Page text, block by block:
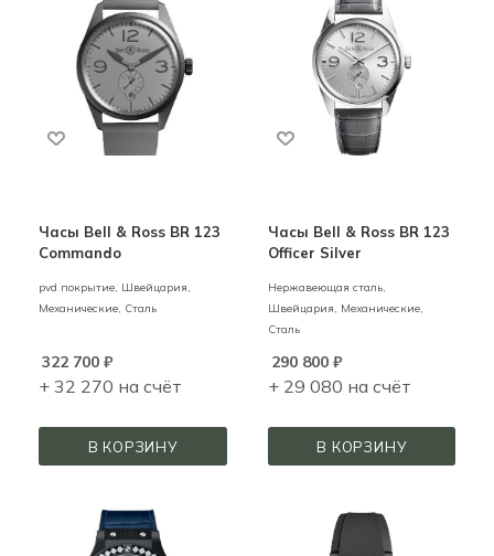
Часы Bell & Ross BR 123
Commando
pvd покрытие, Швейцария,
Механические, Сталь
322 700 ₽
+ 32 270 на счёт
В КОРЗИНУ
Часы Bell & Ross BR 123
Officer Silver
Нержавеющая сталь,
Швейцария,
Механические,
Сталь
290 800₽
+ 29 080 на счёт
В КОРЗИНУ